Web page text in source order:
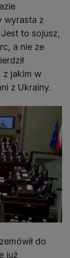
wyrasta z
to sojusz,
a nie ze
z jakim w
z Ukrainy.
do
już